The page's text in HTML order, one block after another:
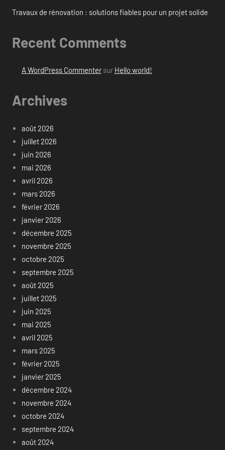
Travaux de rénovation : solutions fiables pour un projet solide
Recent Comments
A WordPress Commentersur Hello world!
Archives
août 2026
juillet 2026
juin 2026
mai 2026
avril 2026
mars 2026
février 2026
janvier 2026
décembre 2025
novembre 2025
octobre 2025
septembre 2025
août 2025
juillet 2025
juin 2025
mai 2025
avril 2025
mars 2025
février 2025
janvier 2025
décembre 2024
novembre 2024
octobre 2024
septembre 2024
août 2024